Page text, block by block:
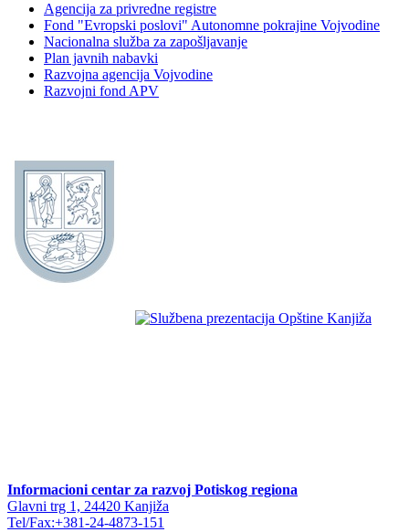
Agencija za privredne registre
Fond "Evropski poslovi" Autonomne pokrajine Vojvodine
Nacionalna služba za zapošljavanje
Plan javnih nabavki
Razvojna agencija Vojvodine
Razvojni fond APV
Informacioni centar za razvoj Potiskog regiona
Glavni trg 1, 24420 Kanjiža
Tel/Fax:+381-24-4873-151